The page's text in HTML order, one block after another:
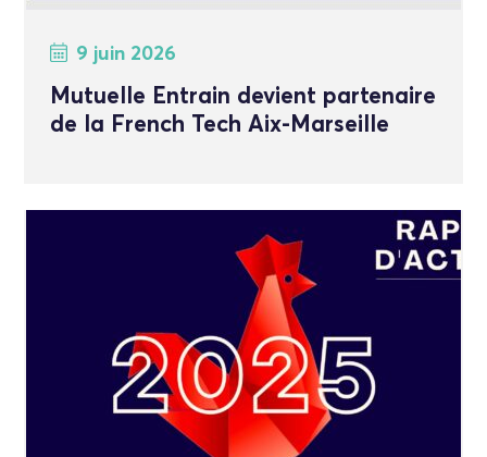
9 juin 2026
Mutuelle Entrain devient partenaire
de la French Tech Aix-Marseille